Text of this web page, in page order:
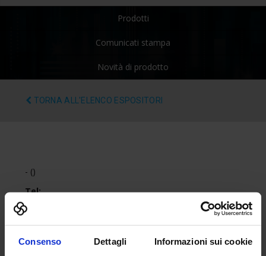
Consenso Dettagli Informazioni sui cookie
Prodotti
Comunicati stampa
Novità di prodotto
TORNA ALL'ELENCO ESPOSITORI
- ()
Tel:
Fax:
Email:
Sito web: